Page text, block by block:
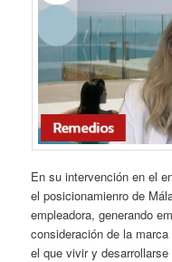
En su intervención en el
el posicionamienro de
empleadora, generando
consideración de la
el que vivir y